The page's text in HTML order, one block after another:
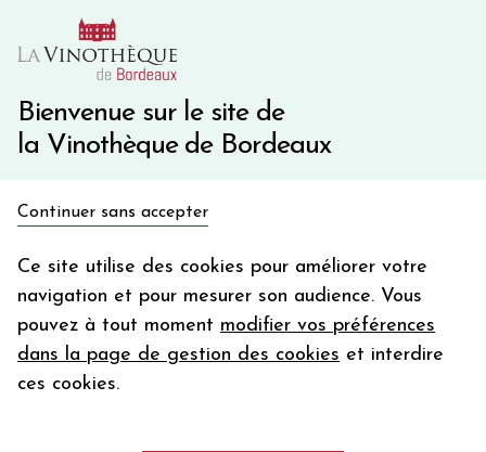
Bienvenue sur le site de
la Vinothèque de Bordeaux
Continuer sans accepter
Ce site utilise des cookies pour améliorer votre
navigation et pour mesurer son audience. Vous
pouvez à tout moment modifier vos préférences
dans la page de gestion des cookies et interdire
ces cookies.
10€ de remise immédiate sur votre première commande
Une question ?
en bon d'achat
Votre
email
En m’abonnant, j’accepte de recevoir la newsletter de la